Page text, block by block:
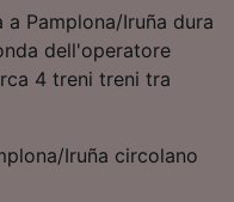
Pamplona/Iruña dura
dell'operatore
4 treni treni tra
Iruña circolano
precisi.
del
e/o
ricerche sul